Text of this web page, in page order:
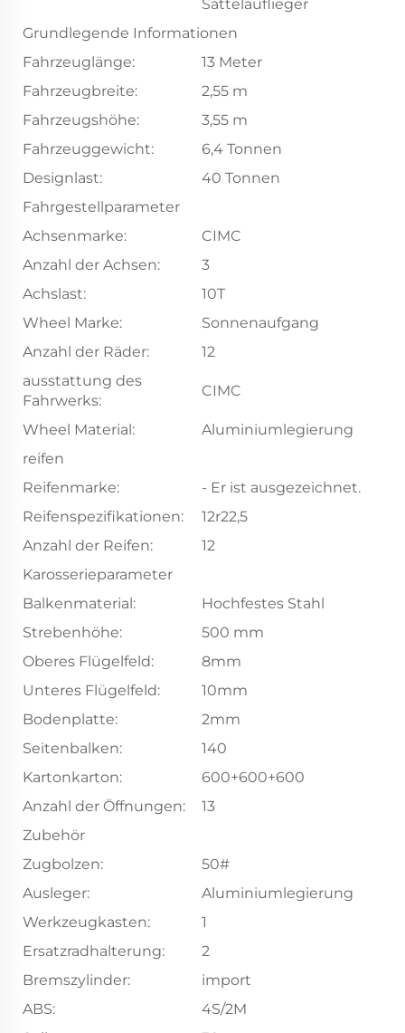
Sattelauflieger
Grundlegende Informationen
Fahrzeuglänge:
13 Meter
Fahrzeugbreite:
2,55 m
Fahrzeugshöhe:
3,55 m
Fahrzeuggewicht:
6,4 Tonnen
Designlast:
40 Tonnen
Fahrgestellparameter
Achsenmarke:
CIMC
Anzahl der Achsen:
3
Achslast:
10T
Wheel Marke:
Sonnenaufgang
Anzahl der Räder:
12
ausstattung des
Fahrwerks:
CIMC
Wheel Material:
Aluminiumlegierung
reifen
Reifenmarke:
- Er ist ausgezeichnet.
Reifenspezifikationen:
12r22,5
Anzahl der Reifen:
12
Karosserieparameter
Balkenmaterial:
Hochfestes Stahl
Strebenhöhe:
500 mm
Oberes Flügelfeld:
8mm
Unteres Flügelfeld:
10mm
Bodenplatte:
2mm
Seitenbalken:
140
Kartonkarton:
600+600+600
Anzahl der Öffnungen:
13
Zubehör
Zugbolzen:
50#
Ausleger:
Aluminiumlegierung
Werkzeugkasten:
1
Ersatzradhalterung:
2
Bremszylinder:
import
ABS:
4S/2M